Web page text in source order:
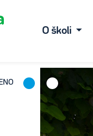
O školi